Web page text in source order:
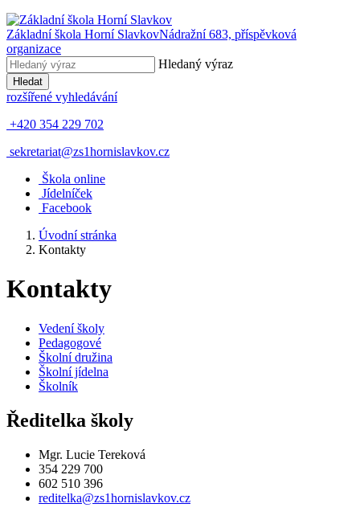
Základní škola Horní SlavkovNádražní 683, příspěvková
organizace
Hledaný výraz
Hledat
rozšířené vyhledávání
+420 354 229 702
sekretariat@zs1hornislavkov.cz
Škola online
Jídelníček
Facebook
Úvodní stránka
Kontakty
Kontakty
Vedení školy
Pedagogové
Školní družina
Školní jídelna
Školník
Ředitelka školy
Mgr. Lucie Tereková
354 229 700
602 510 396
reditelka@zs1hornislavkov.cz